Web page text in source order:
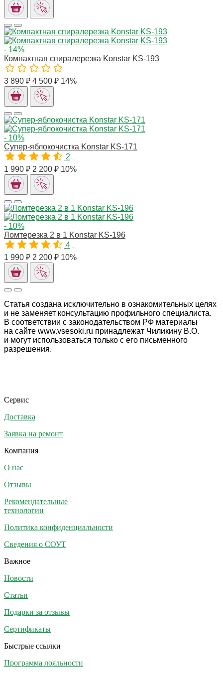
- 14%
Компактная спиралерезка Konstar KS-193
3 890 ₽ 4 500 ₽ 14%
- 10%
Супер-яблокочистка Konstar KS-171
2
1 990 ₽ 2 200 ₽ 10%
- 10%
Ломтерезка 2 в 1 Konstar KS-196
4
1 990 ₽ 2 200 ₽ 10%
Статья создана исключительно в ознакомительных целях
и не заменяет консультацию профильного специалиста.
В соответствии с законодательством РФ материалы
на сайте www.vsesoki.ru принадлежат Чиликину В.О.
и могут использоваться только с его письменного
разрешения.
Сервис
Доставка
Заявка на ремонт
Компания
О нас
Отзывы
Рекомендательные
технологии
Политика конфиденциальности
Сведения о СОУТ
Важное
Новости
Статьи
Подарки за отзывы
Сертификаты
Быстрые ссылки
Программа лояльности